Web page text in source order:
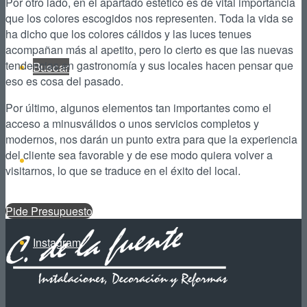
Buscar
Facebook
Instagram
que los colores escogidos nos representen. Toda la vida se
ha dicho que los colores cálidos y las luces tenues
acompañan más al apetito, pero lo cierto es que las nuevas
tendencias en gastronomía y sus locales hacen pensar que
eso es cosa del pasado.
Por último, algunos elementos tan importantes como el
acceso a minusválidos o unos servicios completos y
modernos, nos darán un punto extra para que la experiencia
del cliente sea favorable y de ese modo quiera volver a
visitarnos, lo que se traduce en el éxito del local.
Pide Presupuesto